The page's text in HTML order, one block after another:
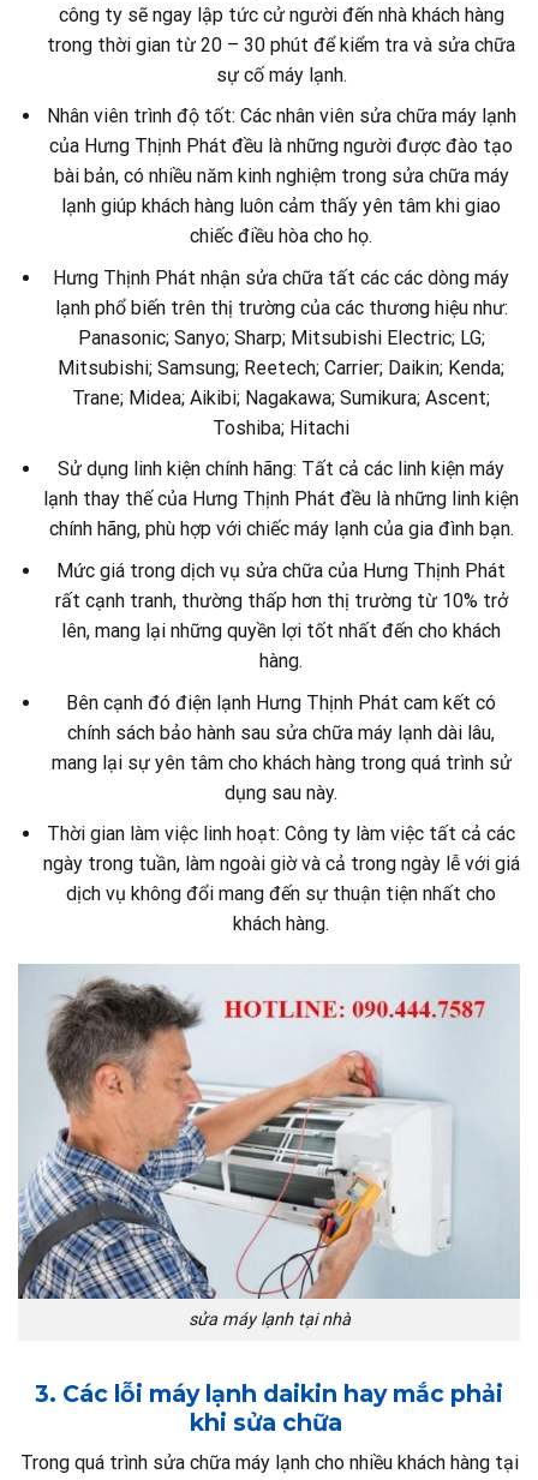
công ty sẽ ngay lập tức cử người đến nhà khách hàng
trong thời gian từ 20 – 30 phút để kiểm tra và sửa chữa
sự cố máy lạnh.
Nhân viên trình độ tốt: Các nhân viên sửa chữa máy lạnh
của Hưng Thịnh Phát đều là những người được đào tạo
bài bản, có nhiều năm kinh nghiệm trong sửa chữa máy
lạnh giúp khách hàng luôn cảm thấy yên tâm khi giao
chiếc điều hòa cho họ.
Hưng Thịnh Phát nhận sửa chữa tất các các dòng máy
lạnh phổ biến trên thị trường của các thương hiệu như:
Panasonic; Sanyo; Sharp; Mitsubishi Electric; LG;
Mitsubishi; Samsung; Reetech; Carrier; Daikin; Kenda;
Trane; Midea; Aikibi; Nagakawa; Sumikura; Ascent;
Toshiba; Hitachi
Sử dụng linh kiện chính hãng: Tất cả các linh kiện máy
lạnh thay thế của Hưng Thịnh Phát đều là những linh kiện
chính hãng, phù hợp với chiếc máy lạnh của gia đình bạn.
Mức giá trong dịch vụ sửa chữa của Hưng Thịnh Phát
rất cạnh tranh, thường thấp hơn thị trường từ 10% trở
lên, mang lại những quyền lợi tốt nhất đến cho khách
hàng.
Bên cạnh đó điện lạnh Hưng Thịnh Phát cam kết có
chính sách bảo hành sau sửa chữa máy lạnh dài lâu,
mang lại sự yên tâm cho khách hàng trong quá trình sử
dụng sau này.
Thời gian làm việc linh hoạt: Công ty làm việc tất cả các
ngày trong tuần, làm ngoài giờ và cả trong ngày lễ với giá
dịch vụ không đổi mang đến sự thuận tiện nhất cho
khách hàng.
sửa máy lạnh tại nhà
3. Các lỗi máy lạnh daikin hay mắc phải
khi sửa chữa
Trong quá trình sửa chữa máy lạnh cho nhiều khách hàng tại